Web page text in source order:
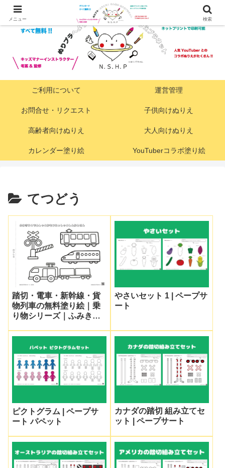
ご利用について 運営管理
お問合せ・リクエスト 子供向けぬりえ
高齢者向けぬりえ 大人向けぬりえ
カレンダー塗り絵 YouTuberコラボ塗り絵
てつどう
踏切・電車・新幹線・貨
物列車の無料塗り絵｜乗
り物シリーズ｜ふみきり
やさいセット 1 | ペープサ
ート
ピクトグラム | ペープサ
ート パペット
カナダの踏切 組み立てセ
ット | ペープサート
メニュー 検索